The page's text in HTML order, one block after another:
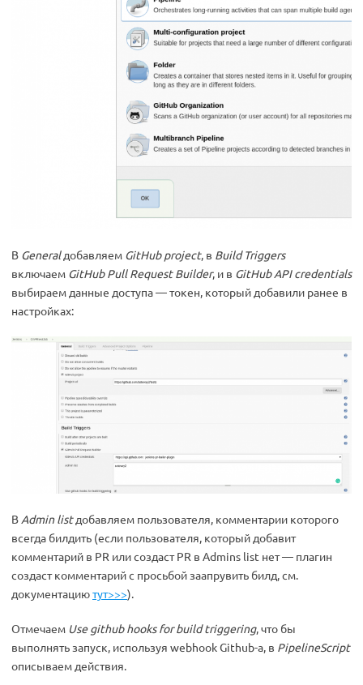
В Generalдобавляем GitHub project, в Build Triggers
включаем GitHub Pull Request Builder, и в GitHub API credentials
выбираем данные доступа — токен, который добавили ранее в
настройках:
В Admin listдобавляем пользователя, комментарии которого
всегда билдить (если пользователя, который добавит
комментарий в PR или создаст PR в Admins list нет — плагин
создаст комментарий с просьбой заапрувить билд, см.
документациютут>>>).
Отмечаем Use github hooks for build triggering, что бы
выполнять запуск, используя webhook Github-а, в PipelineScript
описываем действия.